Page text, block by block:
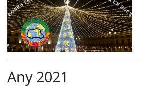
Any 2021